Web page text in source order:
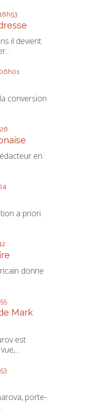
18h53
il devient
06h01
conversion
en
a priori
donne
Mark
est
porte-